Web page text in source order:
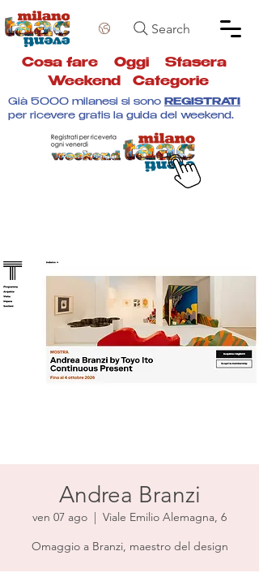
Search
Cosa fare Oggi Stasera
Weekend
Categorie
Già 5000 milanesi si sono REGISTRATI
per ricevere gratis la guida del weekend.
Andrea Branzi
ven 07 ago
  |
Viale Emilio Alemagna, 6
Omaggio a Branzi, maestro del design